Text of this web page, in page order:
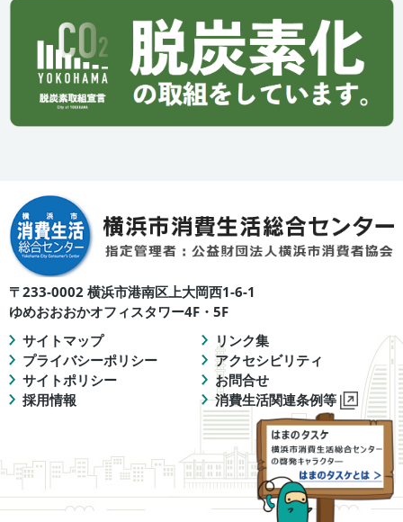
〒233-0002 横浜市港南区上大岡西1-6-1
ゆめおおおかオフィスタワー4F・5F
サイトマップ
リンク集
プライバシーポリシー
アクセシビリティ
サイトポリシー
お問合せ
採用情報
消費生活関連条例等